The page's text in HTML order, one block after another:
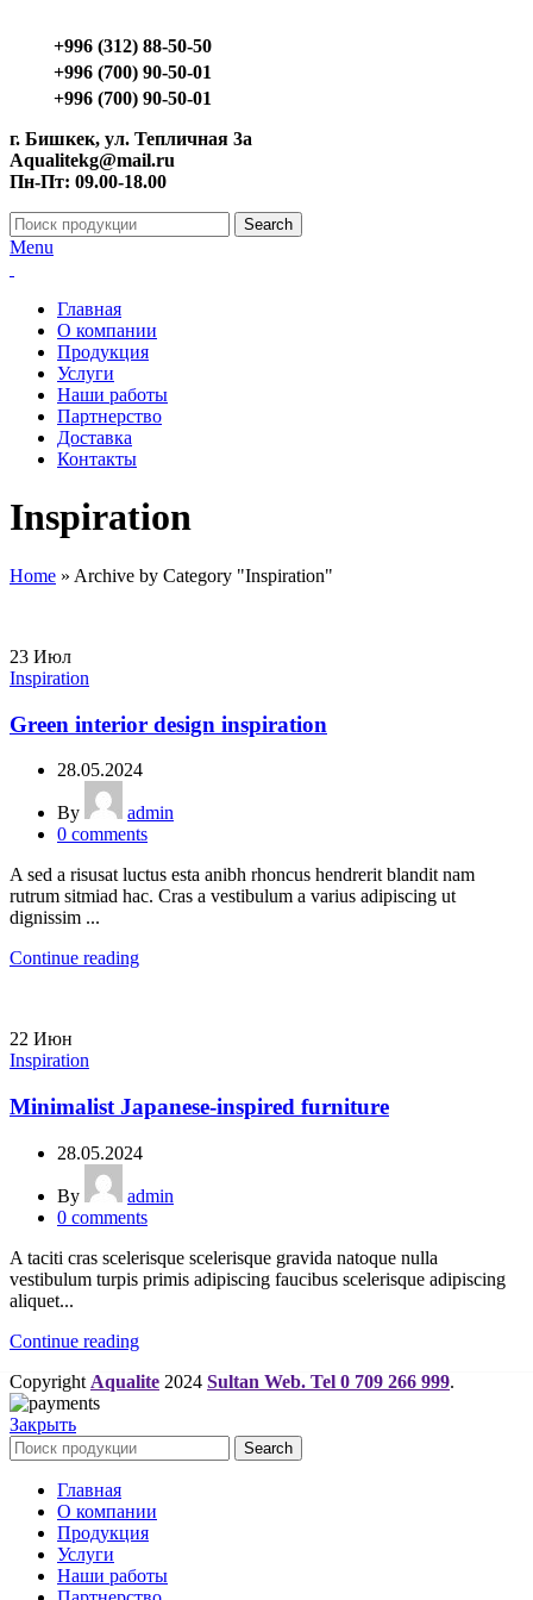
+996 (312) 88-50-50
+996 (700) 90-50-01
+996 (700) 90-50-01
г. Бишкек, ул. Тепличная 3а
Aqualitekg@mail.ru
Пн-Пт: 09.00-18.00
Search
Menu
Главная
О компании
Продукция
Услуги
Наши работы
Партнерство
Доставка
Контакты
Inspiration
Home » Archive by Category "Inspiration"
23 Июл
Inspiration
Green interior design inspiration
28.05.2024
By
admin
0 comments
A sed a risusat luctus esta anibh rhoncus hendrerit blandit nam
rutrum sitmiad hac. Cras a vestibulum a varius adipiscing ut
dignissim ...
Continue reading
22 Июн
Inspiration
Minimalist Japanese-inspired furniture
28.05.2024
By
admin
0 comments
A taciti cras scelerisque scelerisque gravida natoque nulla
vestibulum turpis primis adipiscing faucibus scelerisque adipiscing
aliquet...
Continue reading
Copyright Aqualite 2024 Sultan Web. Tel 0 709 266 999.
Закрыть
Search
Главная
О компании
Продукция
Услуги
Наши работы